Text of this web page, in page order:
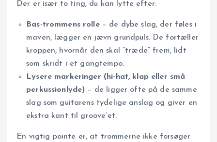
Der er især to ting, du kan lytte efter:
Bas-trommens rolle– de dybe slag, der føles i
maven, lægger en jævn grundpuls. De fortæller
kroppen, hvornår den skal “træde” frem, lidt
som skridt i et gangtempo.
Lysere markeringer (hi-hat, klap eller små
perkussionlyde) – de ligger ofte på de samme
slag som guitarens tydelige anslag og giver en
ekstra kant til groove’et.
En vigtig pointe er, at trommerne ikke forsøger